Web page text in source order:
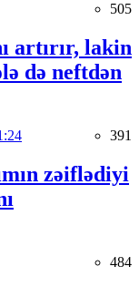
505
artırır, lakin
də neftdən
391
zəiflədiyi
484